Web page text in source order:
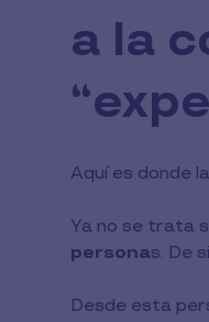
a la
Aquí es donde
Ya no se trata
personas. De
Desde esta